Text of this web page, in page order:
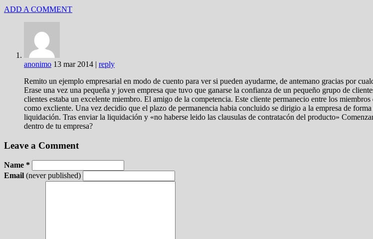
ADD A COMMENT
anonimo 13 mar 2014 | reply
Remito un ejemplo empresarial en modo de cuento para ver si pueden ayudarme, de antemano gracias por
Erase una vez una pequeña y joven empresa que tuvo que ganarse la confianza de un pequeño grupo de
clientes estaba un excelente miembro. El amigo de la competencia. Este cliente permanecio entre los
como excliente. Una vez decidio que el plazo de permanencia habia concluido se dirigio a la empresa de
liquidación. Tras enviar la liquidación y «no haberse leido las clausulas de contratacón del producto»
dentro de tu empresa?
Leave a Comment
Name *
Email (never published)